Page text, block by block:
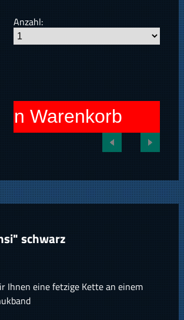
Anzahl:
Warenkorb
schwarz
Ihnen eine fetzige Kette an einem